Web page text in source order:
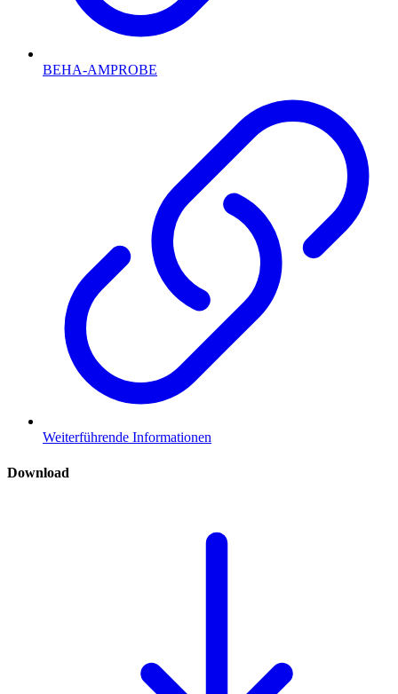
BEHA-AMPROBE
Weiterführende Informationen
Download